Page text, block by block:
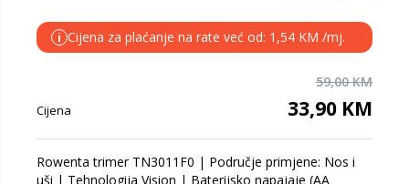
i Cijena za plaćanje na rate već od: 1,54 KM /mj.
59,00 KM
Cijena 33,90 KM
Rowenta trimer TN3011F0 | Područje primjene: Nos i
uši | Tehnologija Vision | Baterijsko napajaje (AA